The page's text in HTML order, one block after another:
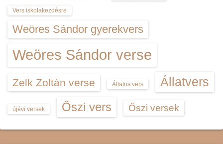
Vers iskolakezdésre
Weöres Sándor gyerekvers
Weöres Sándor verse
Zelk Zoltán verse Állatos vers Állatvers
újévi versek Őszi vers Őszi versek